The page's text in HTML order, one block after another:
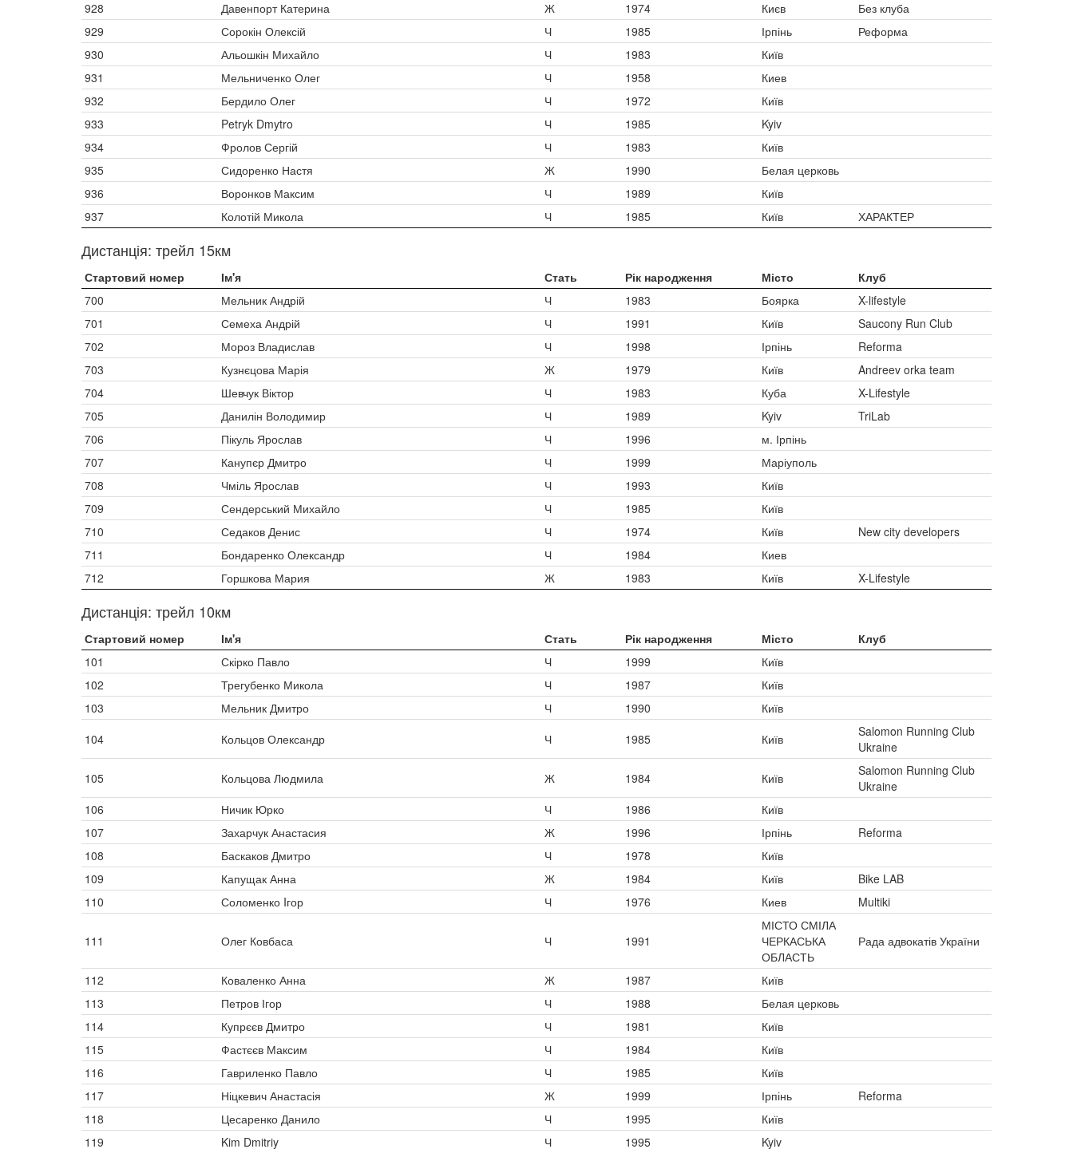
928
Давенпорт Катерина Ж 1974 Києв
Без клуба
929
Сорокін Олексій Ч 1985 Ірпінь
Реформа
930
Альошкін Михайло Ч 1983
Київ
931
Мельниченко Олег Ч 1958
Киев
932
Бердило Олег Ч 1972
Київ
933
Petryk Dmytro Ч 1985
Kyiv
934
Фролов Сергій Ч 1983
Київ
935
Сидоренко Настя Ж 1990
Белая церковь
936
Воронков Максим Ч 1989
Київ
937
Колотій Микола Ч 1985 Київ ХАРАКТЕР
Дистанція: трейл 15км
Стартовий номер Ім'я Стать Рік народження Місто
Клуб
700
Мельник Андрій Ч 1983 Боярка
X-lifestyle
701
Семеха Андрій Ч 1991 Київ
Saucony Run Club
702
Мороз Владислав Ч 1998 Ірпінь
Reforma
703
Кузнєцова Марія Ж 1979 Київ
Andreev orka team
704
Шевчук Віктор Ч 1983 Куба
X-Lifestyle
705
Данилін Володимир Ч 1989 Kyiv
TriLab
706
Пікуль Ярослав Ч 1996
м. Ірпінь
707
Канупєр Дмитро Ч 1999
Маріуполь
708
Чміль Ярослав Ч 1993
Київ
709
Сендерський Михайло Ч 1985
Київ
710
Седаков Денис Ч 1974 Київ
New city developers
711
Бондаренко Олександр Ч 1984
Киев
712
Горшкова Мария Ж 1983 Київ X-Lifestyle
Дистанція: трейл 10км
Стартовий номер Ім'я Стать Рік народження Місто
Клуб
101
Скірко Павло Ч 1999
Київ
102
Трегубенко Микола Ч 1987
Київ
103
Мельник Дмитро Ч 1990
Київ
104
Кольцов Олександр Ч 1985 Київ
Salomon Running Club
Ukraine
105
Кольцова Людмила Ж 1984 Київ
Salomon Running Club
Ukraine
106
Ничик Юрко Ч 1986
Київ
107
Захарчук Анастасия Ж 1996 Ірпінь
Reforma
108
Баскаков Дмитро Ч 1978
Київ
109
Капущак Анна Ж 1984 Київ
Bike LAB
110
Соломенко Iгор Ч 1976 Киев Multiki
111 Олег Ковбаса Ч 1991
МІСТО СМІЛА
ЧЕРКАСЬКА
ОБЛАСТЬ
Рада адвокатів України
112 Коваленко Анна Ж 1987
Київ
113
Петров Ігор Ч 1988
Белая церковь
114
Купрєєв Дмитро Ч 1981
Київ
115
Фастєєв Максим Ч 1984
Київ
116
Гавриленко Павло Ч 1985
Київ
117
Ніцкевич Анастасія Ж 1999 Ірпінь
Reforma
118
Цесаренко Данило Ч 1995
Київ
119
Kim Dmitriy Ч 1995
Kyiv